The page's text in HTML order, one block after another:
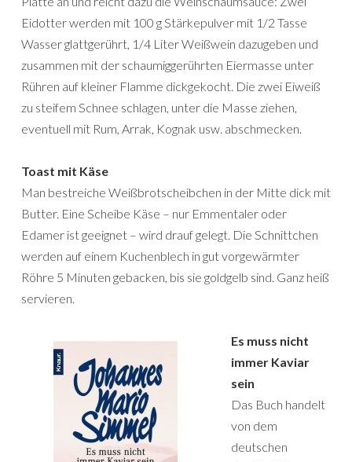
Eidotter werden mit 100 g Stärkepulver mit 1/2 Tasse
Wasser glattgerührt, 1/4 Liter Weißwein dazugeben und
zusammen mit der schaumiggerührten Eiermasse unter
Rühren auf kleiner Flamme dickgekocht. Die zwei Eiweiß
zu steifem Schnee schlagen, unter die Masse ziehen,
eventuell mit Rum, Arrak, Kognak usw. abschmecken.
Toast mit Käse
Man bestreiche Weißbrotscheibchen in der Mitte dick mit
Butter. Eine Scheibe Käse – nur Emmentaler oder
Edamer ist geeignet – wird drauf gelegt. Die Schnittchen
werden auf einem Kuchenblech in gut vorgewärmter
Röhre 5 Minuten gebacken, bis sie goldgelb sind. Ganz heiß
servieren.
Es muss nicht
immer Kaviar
sein
Das Buch handelt
von dem
deutschen